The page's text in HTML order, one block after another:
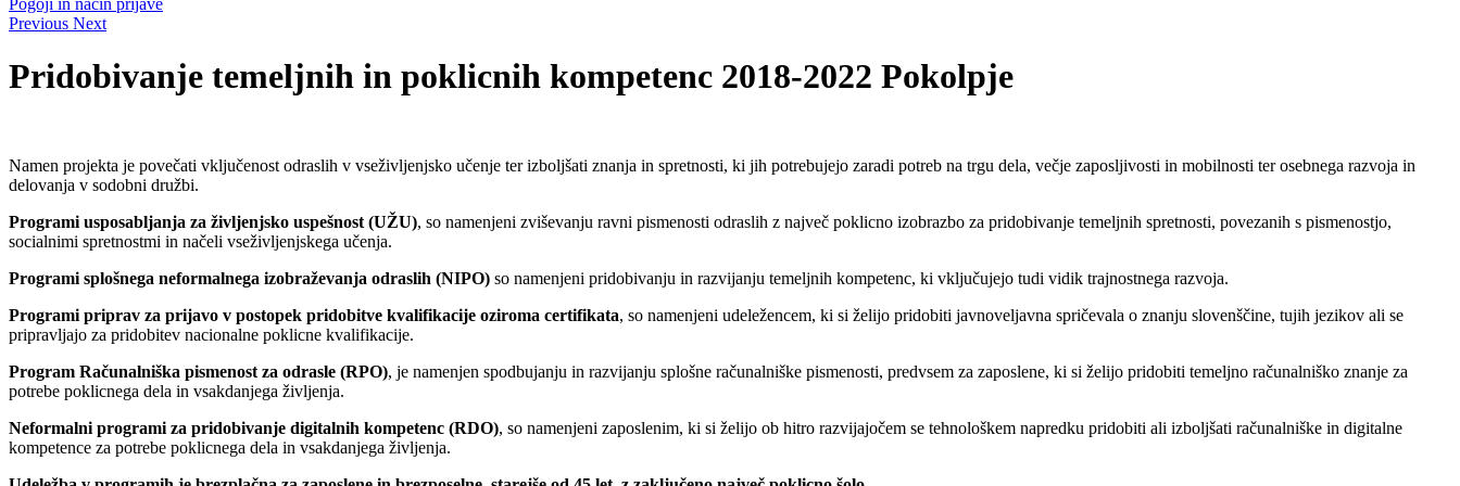
Previous Next
Pridobivanje temeljnih in poklicnih kompetenc 2018-2022 Pokolpje
Namen projekta je povečati vključenost odraslih v vseživljenjsko učenje ter izboljšati znanja in spretnosti, ki jih potrebujejo zaradi potreb na trgu dela, večje zaposljivosti in mobilnosti ter osebnega razvoja in
delovanja v sodobni družbi.
Programi usposabljanja za življenjsko uspešnost (UŽU), so namenjeni zviševanju ravni pismenosti odraslih z največ poklicno izobrazbo za pridobivanje temeljnih spretnosti, povezanih s pismenostjo,
socialnimi spretnostmi in načeli vseživljenjskega učenja.
Programi splošnega neformalnega izobraževanja odraslih (NIPO) so namenjeni pridobivanju in razvijanju temeljnih kompetenc, ki vključujejo tudi vidik trajnostnega razvoja.
Programi priprav za prijavo v postopek pridobitve kvalifikacije oziroma certifikata, so namenjeni udeležencem, ki si želijo pridobiti javnoveljavna spričevala o znanju slovenščine, tujih jezikov ali se
pripravljajo za pridobitev nacionalne poklicne kvalifikacije.
Program Računalniška pismenost za odrasle (RPO), je namenjen spodbujanju in razvijanju splošne računalniške pismenosti, predvsem za zaposlene, ki si želijo pridobiti temeljno računalniško znanje za
potrebe poklicnega dela in vsakdanjega življenja.
Neformalni programi za pridobivanje digitalnih kompetenc (RDO), so namenjeni zaposlenim, ki si želijo ob hitro razvijajočem se tehnološkem napredku pridobiti ali izboljšati računalniške in digitalne
kompetence za potrebe poklicnega dela in vsakdanjega življenja.